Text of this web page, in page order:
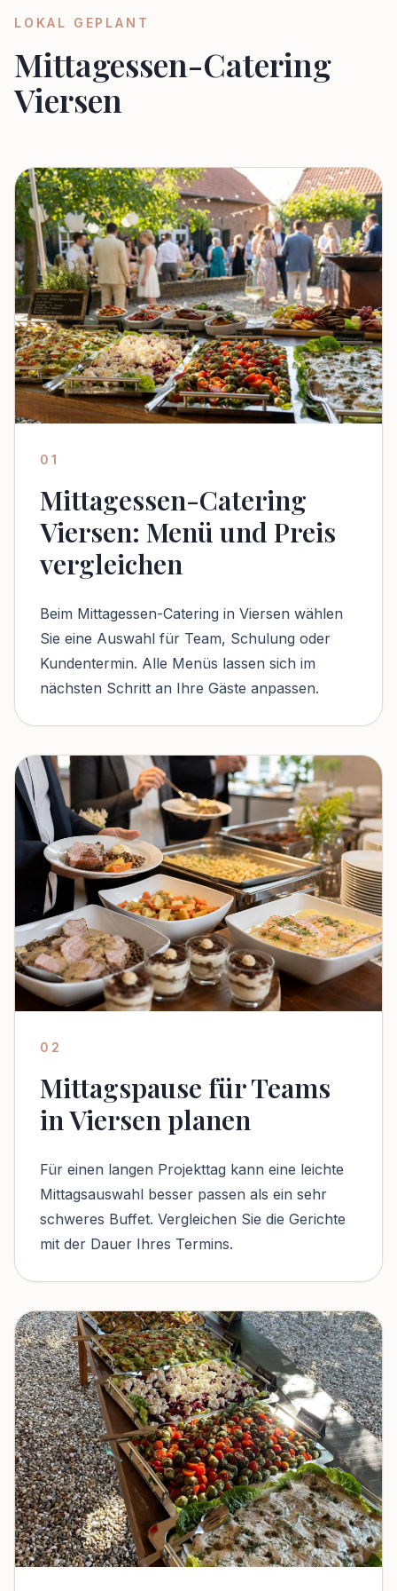
LOKAL GEPLANT
Mittagessen-Catering
Viersen
01
Mittagessen-Catering
Viersen: Menü und Preis
vergleichen
Beim Mittagessen-Catering in Viersen wählen
Sie eine Auswahl für Team, Schulung oder
Kundentermin. Alle Menüs lassen sich im
nächsten Schritt an Ihre Gäste anpassen.
02
Mittagspause für Teams
in Viersen planen
Für einen langen Projekttag kann eine leichte
Mittagsauswahl besser passen als ein sehr
schweres Buffet. Vergleichen Sie die Gerichte
mit der Dauer Ihres Termins.